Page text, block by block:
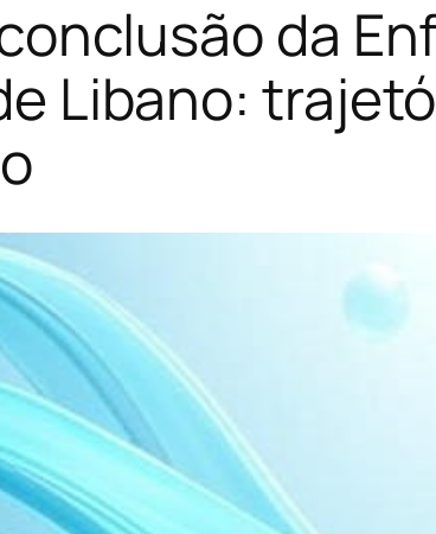
da
Libano: